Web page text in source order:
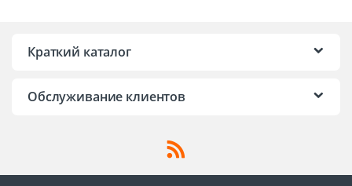
Краткий каталог
Обслуживание клиентов